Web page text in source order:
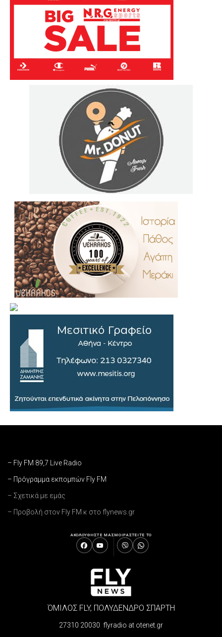
– Fly FM 89,7 Live Radio
– Πρόγραμμα εκπομπών Fly FM
– Σχετικά με εμάς
– Προβολή στον Fly FM κ στο flynews.gr
ΑΚΟΛΟΥΘΗΣΤΕ ΜΑΣΜΟΙΡΑΣΤΕΙΤΕ ΤΟ
ΌΜΙΛΟΣ FLY, ΠΟΛΥΔΕΝΔΡΟ ΣΠΑΡΤΗ
27310 20030 flyradio at otenet.gr